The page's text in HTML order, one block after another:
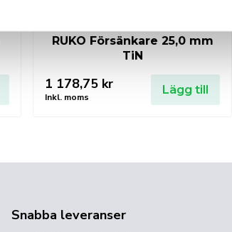
RUKO Försänkare 25,0 mm
TiN
1 178,75 kr
Inkl. moms
Lägg till
Snabba leveranser